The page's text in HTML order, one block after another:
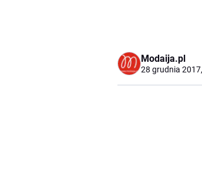
Modaija.pl
28 grudnia